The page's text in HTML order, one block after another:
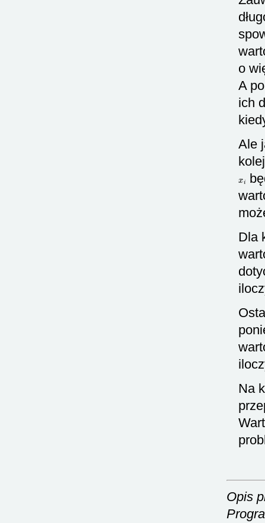
o
A
ich
Ale
Dla
Na
Opis